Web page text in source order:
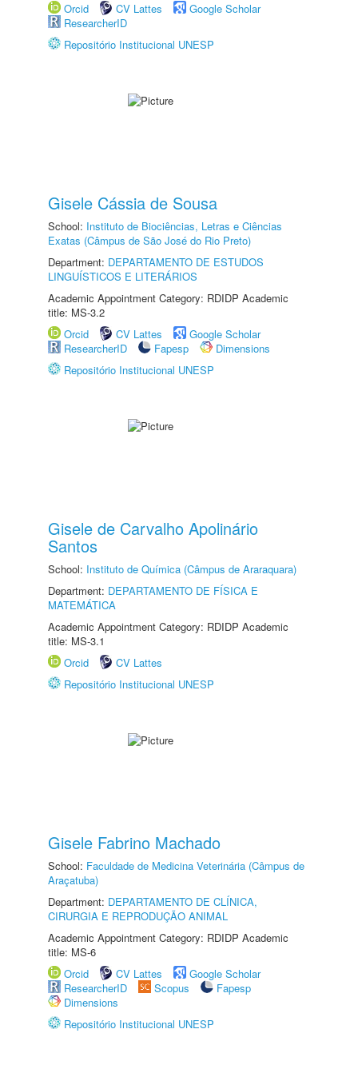
Orcid
CV Lattes
Google Scholar
ResearcherID
Repositório Institucional UNESP
Gisele Cássia de Sousa
School: Instituto de Biociências, Letras e Ciências
Exatas (Câmpus de São José do Rio Preto)
Department: DEPARTAMENTO DE ESTUDOS
LINGUÍSTICOS E LITERÁRIOS
Academic Appointment Category: RDIDP Academic
title: MS-3.2
Orcid
CV Lattes
Google Scholar
ResearcherID
Fapesp
Dimensions
Repositório Institucional UNESP
Gisele de Carvalho Apolinário
Santos
School: Instituto de Química (Câmpus de Araraquara)
Department: DEPARTAMENTO DE FÍSICA E
MATEMÁTICA
Academic Appointment Category: RDIDP Academic
title: MS-3.1
Orcid
CV Lattes
Repositório Institucional UNESP
Gisele Fabrino Machado
School: Faculdade de Medicina Veterinária (Câmpus de
Araçatuba)
Department: DEPARTAMENTO DE CLÍNICA,
CIRURGIA E REPRODUÇÃO ANIMAL
Academic Appointment Category: RDIDP Academic
title: MS-6
Orcid
CV Lattes
Google Scholar
ResearcherID
Scopus
Fapesp
Dimensions
Repositório Institucional UNESP